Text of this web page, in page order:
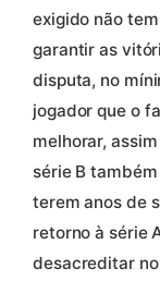
exigido não
garantir as
disputa, no
jogador que o
melhorar,
série B
terem anos de
retorno à série
desacreditar